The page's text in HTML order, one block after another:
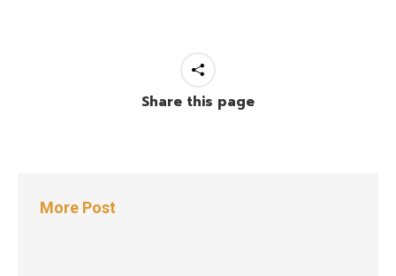
Share this page
More Post